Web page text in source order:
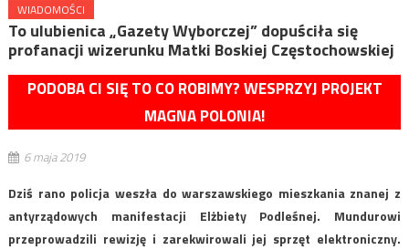
WIADOMOŚCI
To ulubienica „Gazety Wyborczej” dopuściła się
profanacji wizerunku Matki Boskiej Częstochowskiej
PODOBA CI SIĘ TO CO ROBIMY? WESPRZYJ PROJEKT
MAGNA POLONIA!
6 maja 2019
Dziś rano policja weszła do warszawskiego mieszkania znanej z
antyrządowych manifestacji Elżbiety Podleśnej. Mundurowi
przeprowadzili rewizję i zarekwirowali jej sprzęt elektroniczny.